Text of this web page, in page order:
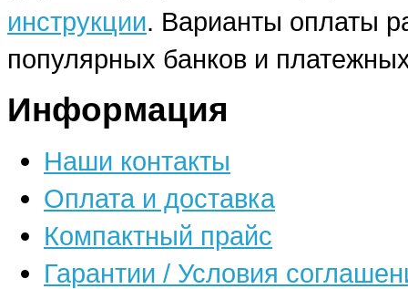
инструкции. Варианты оплаты
популярных банков и
Информация
Наши контакты
Оплата и доставка
Компактный прайс
Гарантии / Условия